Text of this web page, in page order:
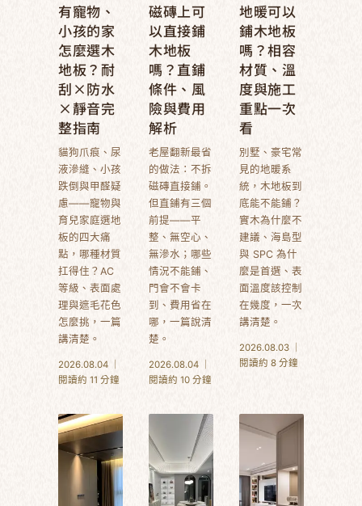
有寵物、
小孩的家
怎麼選木
地板？耐
刮×防水
×靜音完
整指南
貓狗爪痕、尿
液滲縫、小孩
跌倒與甲醛疑
慮——寵物與
育兒家庭選地
板的四大痛
點，哪種材質
扛得住？AC
等級、表面處
理與遮毛花色
怎麼挑，一篇
講清楚。
2026.08.04 ｜
閱讀約 11 分鐘
磁磚上可
以直接鋪
木地板
嗎？直鋪
條件、風
險與費用
解析
老屋翻新最省
的做法：不拆
磁磚直接鋪。
但直鋪有三個
前提——平
整、無空心、
無滲水；哪些
情況不能鋪、
門會不會卡
到、費用省在
哪，一篇說清
楚。
2026.08.04 ｜
閱讀約 10 分鐘
地暖可以
鋪木地板
嗎？相容
材質、溫
度與施工
重點一次
看
別墅、豪宅常
見的地暖系
統，木地板到
底能不能鋪？
實木為什麼不
建議、海島型
與 SPC 為什
麼是首選、表
面溫度該控制
在幾度，一次
講清楚。
2026.08.03 ｜
閱讀約 8 分鐘